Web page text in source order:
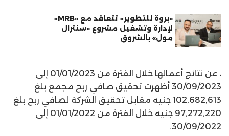
«بروة للتطوير» تتعاقد مع «MRB»
لإدارة وتشغيل مشروع «سنترال
مول» بالشروق
، عن نتائج أعمالها خلال الفترة من 01/01/2023 إلى
30/09/2023 أظهرت تحقيق صافي ربح مجمع بلغ
102,682,613 جنيه مقابل تحقيق الشركة لصافي ربح بلغ
97,272,220 جنيه خلال الفترة من 01/01/2022 إلى
30/09/2022.